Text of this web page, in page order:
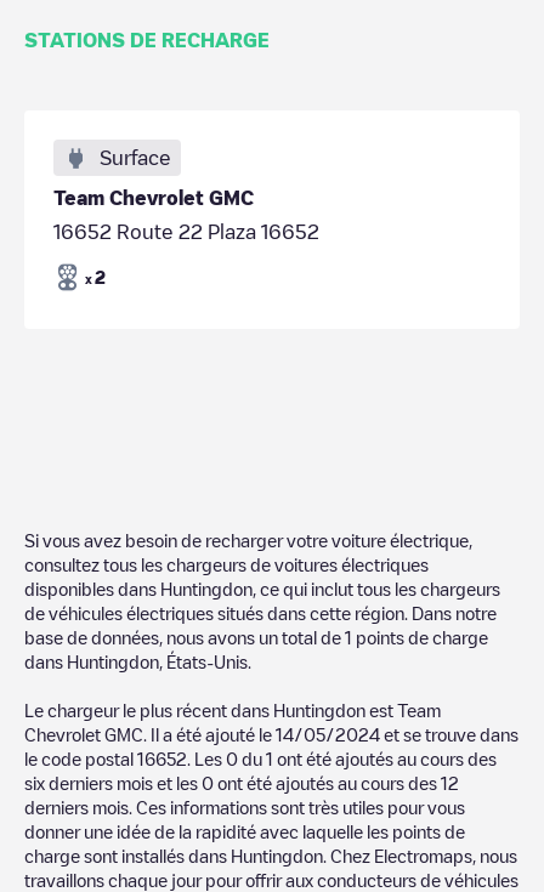
STATIONS DE RECHARGE
Surface
Team Chevrolet GMC
16652 Route 22 Plaza 16652
x 2
Si vous avez besoin de recharger votre voiture électrique,
consultez tous les chargeurs de voitures électriques
disponibles dans Huntingdon , ce qui inclut tous les chargeurs
de véhicules électriques situés dans cette région. Dans notre
base de données, nous avons un total de 1 points de charge
dans Huntingdon États-Unis
Le chargeur le plus récent dans Huntingdon est Team
Chevrolet GMC . Il a été ajouté le 14/05/2024 et se trouve dans
le code postal 16652 . Les 0 du 1 ont été ajoutés au cours des
six derniers mois et les 0 ont été ajoutés au cours des 12
derniers mois. Ces informations sont très utiles pour vous
donner une idée de la rapidité avec laquelle les points de
charge sont installés dans Huntingdon . Chez Electromaps, nous
travaillons chaque jour pour offrir aux conducteurs de véhicules